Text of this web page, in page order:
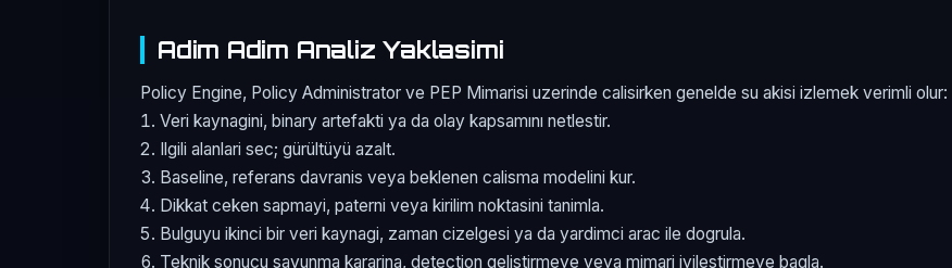
Adim Adim Analiz Yaklasimi
Policy Engine, Policy Administrator ve PEP Mimarisi uzerinde calisirken genelde su akisi izlemek verimli olur:
Veri kaynagini, binary artefakti ya da olay kapsamını netlestir.
Ilgili alanlari sec; gürültüyü azalt.
Baseline, referans davranis veya beklenen calisma modelini kur.
Dikkat ceken sapmayi, paterni veya kirilim noktasini tanimla.
Bulguyu ikinci bir veri kaynagi, zaman cizelgesi ya da yardimci arac ile dogrula.
Teknik sonucu savunma kararina, detection gelistirmeye veya mimari iyilestirmeye bagla.